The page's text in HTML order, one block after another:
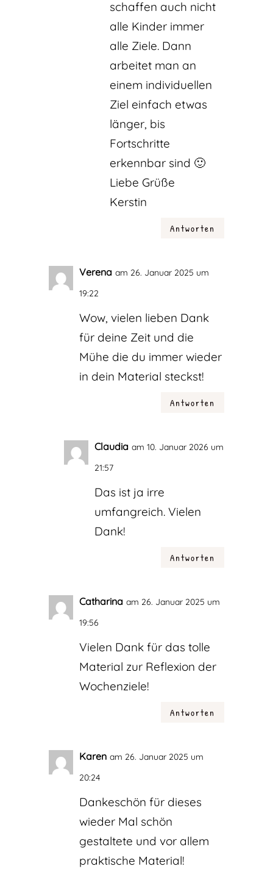
schaffen auch nicht
alle Kinder immer
alle Ziele. Dann
arbeitet man an
einem individuellen
Ziel einfach etwas
länger, bis
Fortschritte
erkennbar sind 🙂
Liebe Grüße
Kerstin
Antworten
Verena am 26. Januar 2025 um
19:22
Wow, vielen lieben Dank
für deine Zeit und die
Mühe die du immer wieder
in dein Material steckst!
Antworten
Claudia am 10. Januar 2026 um
21:57
Das ist ja irre
umfangreich. Vielen
Dank!
Antworten
Catharina am 26. Januar 2025 um
19:56
Vielen Dank für das tolle
Material zur Reflexion der
Wochenziele!
Antworten
Karen am 26. Januar 2025 um
20:24
Dankeschön für dieses
wieder Mal schön
gestaltete und vor allem
praktische Material!